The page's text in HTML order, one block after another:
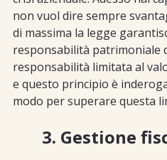
non vuol dire sempre
di massima la legge
responsabilità patrimoniale
responsabilità limitata al
e questo principio è
modo per superare questa
3. Gestione